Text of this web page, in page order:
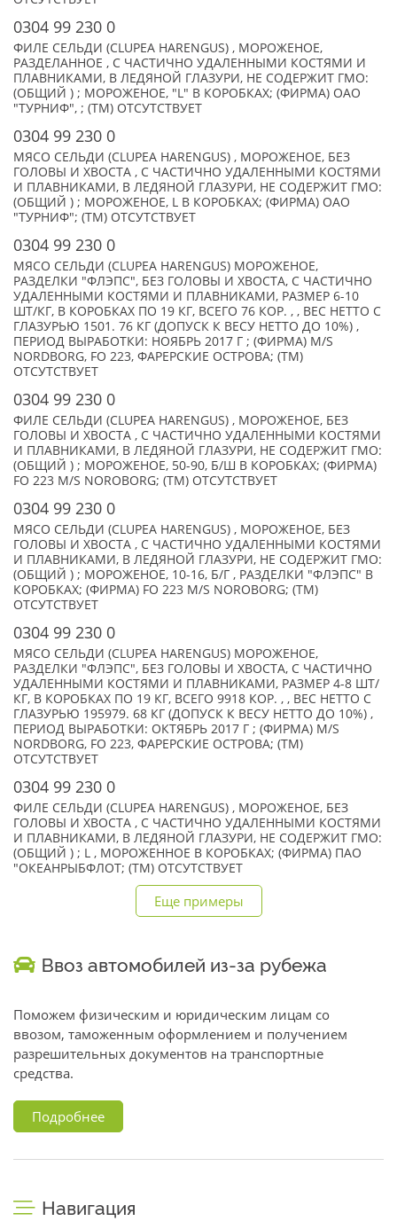
0304 99 230 0
ФИЛЕ СЕЛЬДИ (CLUPEA HARENGUS) , МОРОЖЕНОЕ,
РАЗДЕЛАННОЕ , С ЧАСТИЧНО УДАЛЕННЫМИ КОСТЯМИ И
ПЛАВНИКАМИ, В ЛЕДЯНОЙ ГЛАЗУРИ, НЕ СОДЕРЖИТ ГМО:
(ОБЩИЙ ) ; МОРОЖЕНОЕ, "L" В КОРОБКАХ; (ФИРМА) ОАО
"ТУРНИФ", ; (TM) ОТСУТСТВУЕТ
0304 99 230 0
МЯСО СЕЛЬДИ (CLUPEA HARENGUS) , МОРОЖЕНОЕ, БЕЗ
ГОЛОВЫ И ХВОСТА , С ЧАСТИЧНО УДАЛЕННЫМИ КОСТЯМИ
И ПЛАВНИКАМИ, В ЛЕДЯНОЙ ГЛАЗУРИ, НЕ СОДЕРЖИТ ГМО:
(ОБЩИЙ ) ; МОРОЖЕНОЕ, L В КОРОБКАХ; (ФИРМА) ОАО
"ТУРНИФ"; (TM) ОТСУТСТВУЕТ
0304 99 230 0
МЯСО СЕЛЬДИ (CLUPEA HARENGUS) МОРОЖЕНОЕ,
РАЗДЕЛКИ "ФЛЭПС", БЕЗ ГОЛОВЫ И ХВОСТА, С ЧАСТИЧНО
УДАЛЕННЫМИ КОСТЯМИ И ПЛАВНИКАМИ, РАЗМЕР 6-10
ШТ/КГ, В КОРОБКАХ ПО 19 КГ, ВСЕГО 76 КОР. , , ВЕС НЕТТО С
ГЛАЗУРЬЮ 1501. 76 КГ (ДОПУСК К ВЕСУ НЕТТО ДО 10%) ,
ПЕРИОД ВЫРАБОТКИ: НОЯБРЬ 2017 Г ; (ФИРМА) M/S
NORDBORG, FO 223, ФАРЕРСКИЕ ОСТРОВА; (TM)
ОТСУТСТВУЕТ
0304 99 230 0
ФИЛЕ СЕЛЬДИ (CLUPEA HARENGUS) , МОРОЖЕНОЕ, БЕЗ
ГОЛОВЫ И ХВОСТА , С ЧАСТИЧНО УДАЛЕННЫМИ КОСТЯМИ
И ПЛАВНИКАМИ, В ЛЕДЯНОЙ ГЛАЗУРИ, НЕ СОДЕРЖИТ ГМО:
(ОБЩИЙ ) ; МОРОЖЕНОЕ, 50-90, Б/Ш В КОРОБКАХ; (ФИРМА)
FO 223 M/S NOROBORG; (TM) ОТСУТСТВУЕТ
0304 99 230 0
МЯСО СЕЛЬДИ (CLUPEA HARENGUS) , МОРОЖЕНОЕ, БЕЗ
ГОЛОВЫ И ХВОСТА , С ЧАСТИЧНО УДАЛЕННЫМИ КОСТЯМИ
И ПЛАВНИКАМИ, В ЛЕДЯНОЙ ГЛАЗУРИ, НЕ СОДЕРЖИТ ГМО:
(ОБЩИЙ ) ; МОРОЖЕНОЕ, 10-16, Б/Г , РАЗДЕЛКИ "ФЛЭПС" В
КОРОБКАХ; (ФИРМА) FO 223 M/S NOROBORG; (TM)
ОТСУТСТВУЕТ
0304 99 230 0
МЯСО СЕЛЬДИ (CLUPEA HARENGUS) МОРОЖЕНОЕ,
РАЗДЕЛКИ "ФЛЭПС", БЕЗ ГОЛОВЫ И ХВОСТА, С ЧАСТИЧНО
УДАЛЕННЫМИ КОСТЯМИ И ПЛАВНИКАМИ, РАЗМЕР 4-8 ШТ/
КГ, В КОРОБКАХ ПО 19 КГ, ВСЕГО 9918 КОР. , , ВЕС НЕТТО С
ГЛАЗУРЬЮ 195979. 68 КГ (ДОПУСК К ВЕСУ НЕТТО ДО 10%) ,
ПЕРИОД ВЫРАБОТКИ: ОКТЯБРЬ 2017 Г ; (ФИРМА) M/S
NORDBORG, FO 223, ФАРЕРСКИЕ ОСТРОВА; (TM)
ОТСУТСТВУЕТ
0304 99 230 0
ФИЛЕ СЕЛЬДИ (CLUPEA HARENGUS) , МОРОЖЕНОЕ, БЕЗ
ГОЛОВЫ И ХВОСТА , С ЧАСТИЧНО УДАЛЕННЫМИ КОСТЯМИ
И ПЛАВНИКАМИ, В ЛЕДЯНОЙ ГЛАЗУРИ, НЕ СОДЕРЖИТ ГМО:
(ОБЩИЙ ) ; L , МОРОЖЕННОЕ В КОРОБКАХ; (ФИРМА) ПАО
"ОКЕАНРЫБФЛОТ; (TM) ОТСУТСТВУЕТ
Еще примеры
Ввоз автомобилей из-за рубежа
Поможем физическим и юридическим лицам со
ввозом, таможенным оформлением и получением
разрешительных документов на транспортные
средства.
Подробнее
Навигация